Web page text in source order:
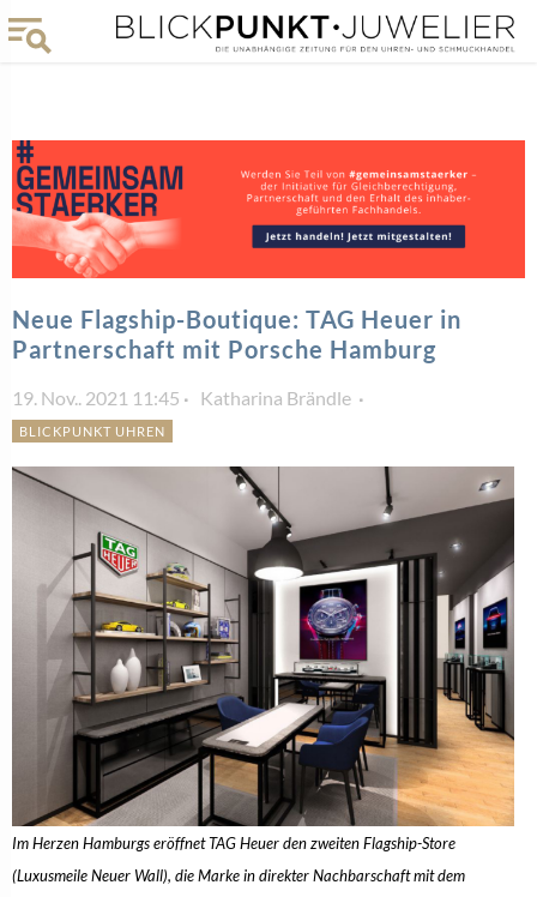
Neue Flagship-Boutique: TAG Heuer in
Partnerschaft mit Porsche Hamburg
19. Nov.. 2021 11:45 Katharina Brändle
BLICKPUNKT UHREN
Im Herzen Hamburgs eröffnet TAG Heuer den zweiten Flagship-Store
(Luxusmeile Neuer Wall), die Marke in direkter Nachbarschaft mit dem